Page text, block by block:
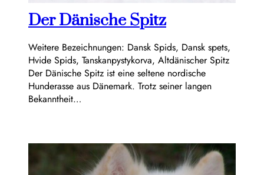
Der Dänische Spitz
Weitere Bezeichnungen: Dansk Spids, Dansk spets,
Hvide Spids, Tanskanpystykorva, Altdänischer Spitz
Der Dänische Spitz ist eine seltene nordische
Hunderasse aus Dänemark. Trotz seiner langen
Bekanntheit…